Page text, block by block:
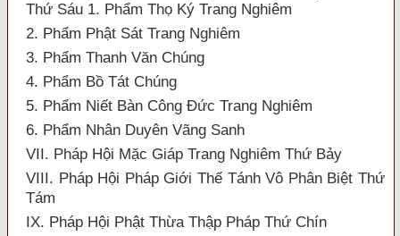
Thứ Sáu 1. Phẩm Thọ Ký Trang Nghiêm
2. Phẩm Phật Sát Trang Nghiêm
3. Phẩm Thanh Văn Chúng
4. Phẩm Bồ Tát Chúng
5. Phẩm Niết Bàn Công Đức Trang Nghiêm
6. Phẩm Nhân Duyên Vãng Sanh
VII. Pháp Hội Mặc Giáp Trang Nghiêm Thứ Bảy
VIII. Pháp Hội Pháp Giới Thế Tánh Vô Phân Biệt Thứ
Tám
IX. Pháp Hội Phật Thừa Thập Pháp Thứ Chín